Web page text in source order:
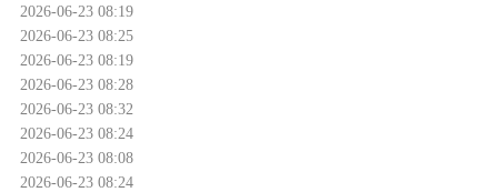
2026-06-23 08:19
2026-06-23 08:25
2026-06-23 08:19
2026-06-23 08:28
2026-06-23 08:32
2026-06-23 08:24
2026-06-23 08:08
2026-06-23 08:24